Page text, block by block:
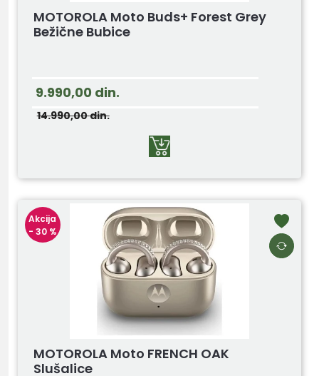
MOTOROLA Moto Buds+ Forest Grey
Bežične Bubice
9.990,00 din.
14.990,00din.
Akcija
- 30 %
MOTOROLA Moto FRENCH OAK
Slušalice